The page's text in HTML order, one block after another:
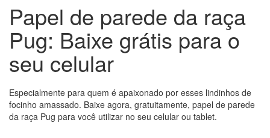
Papel de parede da raça
Pug: Baixe grátis para o
seu celular
Especialmente para quem é apaixonado por esses lindinhos de
focinho amassado. Baixe agora, gratuitamente, papel de parede
da raça Pug para você utilizar no seu celular ou tablet.